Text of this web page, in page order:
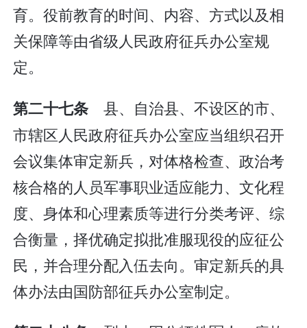
育。役前教育的时间、内容、方式以及相
关保障等由省级人民政府征兵办公室规
定。
第二十七条 县、自治县、不设区的市、
市辖区人民政府征兵办公室应当组织召开
会议集体审定新兵，对体格检查、政治考
核合格的人员军事职业适应能力、文化程
度、身体和心理素质等进行分类考评、综
合衡量，择优确定拟批准服现役的应征公
民，并合理分配入伍去向。审定新兵的具
体办法由国防部征兵办公室制定。